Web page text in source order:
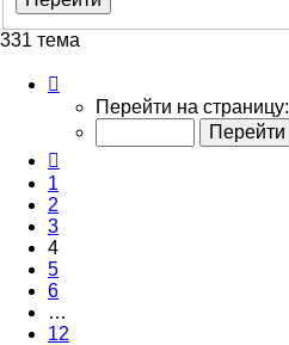
331 тема
12
Перейти на страницу:
1
2
3
4
5
6
…
12